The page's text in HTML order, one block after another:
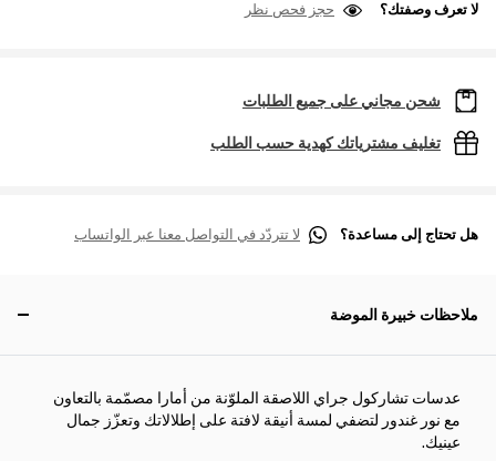
لا تعرف وصفتك؟ حجز فحص نظر
شحن مجاني على جميع الطلبات
تغليف مشترياتك كهدية حسب الطلب
هل تحتاج إلى مساعدة؟ لا تتردّد في التواصل معنا عبر الواتساب
ملاحظات خبيرة الموضة
عدسات تشاركول جراي اللاصقة الملوّنة من أمارا مصمّمة بالتعاون
مع نور غندور لتضفي لمسة أنيقة لافتة على إطلالاتك وتعزّز جمال
عينيك.